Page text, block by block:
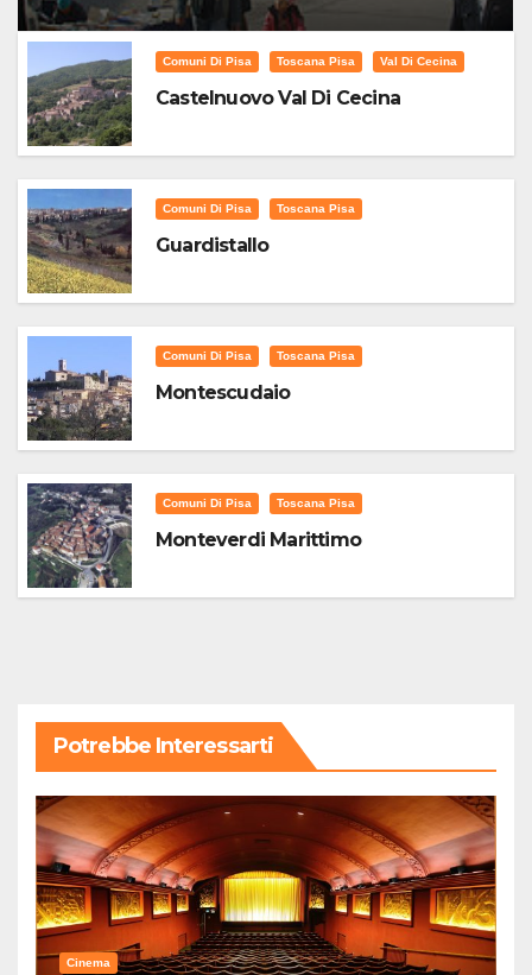
Comuni Di Pisa Toscana Pisa Val Di Cecina
Castelnuovo Val Di Cecina
Comuni Di Pisa Toscana Pisa
Guardistallo
Comuni Di Pisa Toscana Pisa
Montescudaio
Comuni Di Pisa Toscana Pisa
Monteverdi Marittimo
Potrebbe Interessarti
Cinema